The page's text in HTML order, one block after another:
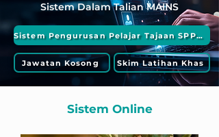
Sistem Dalam Talian MAINS
Sistem Pengurusan Pelajar Tajaan SPPT MAINS
Jawatan Kosong Skim Latihan Khas
Sistem Online